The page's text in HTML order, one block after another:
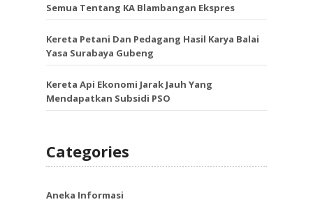
Semua Tentang KA Blambangan Ekspres
Kereta Petani Dan Pedagang Hasil Karya Balai
Yasa Surabaya Gubeng
Kereta Api Ekonomi Jarak Jauh Yang
Mendapatkan Subsidi PSO
Categories
Aneka Informasi